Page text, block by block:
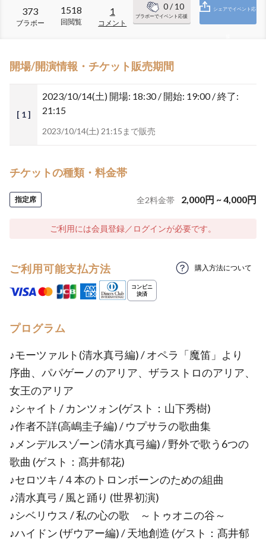
373
ブラボー
1518
回閲覧
1
コメント
0/ 10
ブラボーでイベント応援
シェアでイベント応
開場/開演情報・チケット販売期間
[ 1 ]
2023/10/14(土) 開場: 18:30 / 開始: 19:00 / 終了:
21:15
2023/10/14(土) 21:15まで販売
チケットの種類・料金帯
指定席 全2料金帯 2,000円 ~4,000円
ご利用には会員登録／ログインが必要です。
ご利用可能支払方法 購入方法について
プログラム
♪モーツァルト(清水真弓編) / オペラ「魔笛」より
序曲、パパゲーノのアリア、ザラストロのアリア、
女王のアリア
♪シャイト / カンツォン(ゲスト：山下秀樹)
♪作者不詳(高嶋圭子編) / ウプサラの歌曲集
♪メンデルスゾーン(清水真弓編) / 野外で歌う6つの
歌曲 (ゲスト：髙井郁花)
♪セロツキ /４本のトロンボーンのための組曲
♪清水真弓 / 風と踊り (世界初演)
♪シベリウス / 私の心の歌 ～トゥオニの谷～
♪ハイドン (ザウアー編) / 天地創造 (ゲスト：髙井郁